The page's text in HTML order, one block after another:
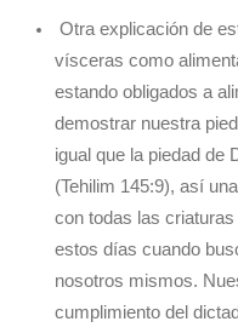
Otra explicación de
vísceras como
estando obligados a
demostrar nuestra
igual que la piedad de
(Tehilim 145:9), así
con todas las
estos días cuando
nosotros mismos.
cumplimiento del